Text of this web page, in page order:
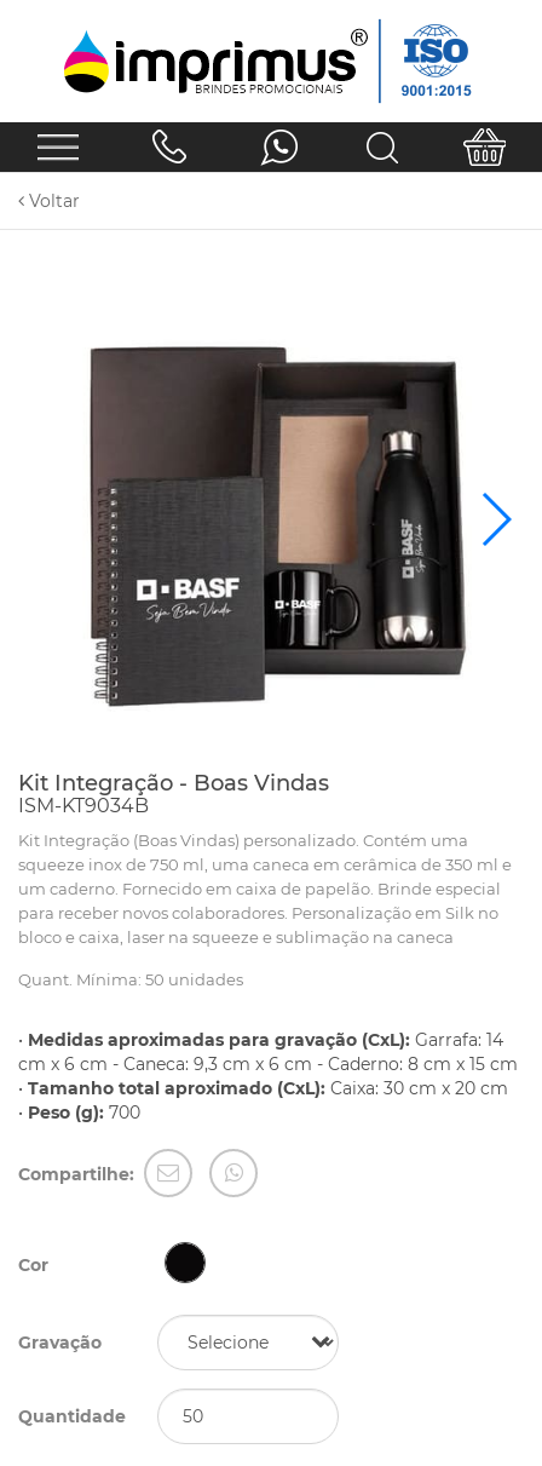
Voltar
Kit Integração - Boas Vindas
ISM-KT9034B
Kit Integração (Boas Vindas) personalizado. Contém uma
squeeze inox de 750 ml, uma caneca em cerâmica de 350 ml e
um caderno. Fornecido em caixa de papelão. Brinde especial
para receber novos colaboradores. Personalização em Silk no
bloco e caixa, laser na squeeze e sublimação na caneca
Quant. Mínima: 50 unidades
• Medidas aproximadas para gravação (CxL): Garrafa: 14
cm x 6 cm - Caneca: 9,3 cm x 6 cm - Caderno: 8 cm x 15 cm
• Tamanho total aproximado (CxL): Caixa: 30 cm x 20 cm
• Peso (g): 700
Compartilhe:
Cor
Gravação
Quantidade